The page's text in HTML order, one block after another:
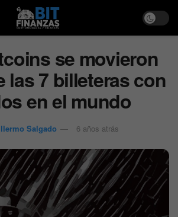
se movieron
las 7 billeteras con
en el mundo
Salgado 6 años atrás